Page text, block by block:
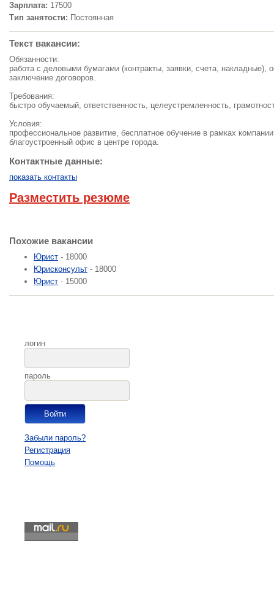
Зарплата: 17500
Тип занятости: Постоянная
Текст вакансии:
Обязанности:
работа с деловыми бумагами (контракты, заявки, счета,
заключение договоров.
Требования:
быстро обучаемый, ответственность, целеустремленность,
Условия:
профессиональное развитие, бесплатное обучение в рамках
благоустроенный офис в центре города.
Контактные данные:
показать контакты
Разместить резюме
Похожие вакансии
Юрист - 18000
Юрисконсульт - 18000
Юрист - 15000
логин
пароль
Забыли пароль?
Регистрация
Помощь